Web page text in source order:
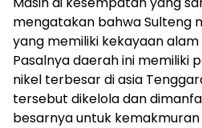
mengatakan bahwa Sulteng
yang memiliki kekayaan
Pasalnya daerah ini memiliki
nikel terbesar di asia
tersebut dikelola dan
besarnya untuk